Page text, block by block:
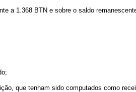
a 1.368 BTN e sobre o saldo
que tenham sido computados como